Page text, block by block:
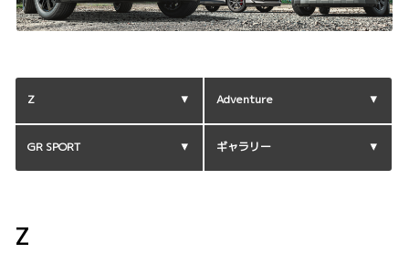
Z Adventure
GR SPORT ギャラリー
Z